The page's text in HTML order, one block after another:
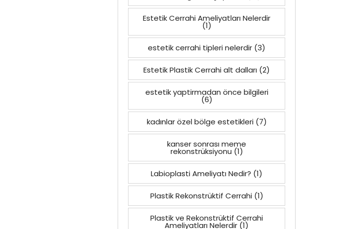
Estetik Cerrahi Ameliyatları Nelerdir
(1)
estetik cerrahi tipleri nelerdir (3)
Estetik Plastik Cerrahi alt dalları (2)
estetik yaptirmadan önce bilgileri
(6)
kadınlar özel bölge estetikleri(7)
kanser sonrası meme
rekonstrüksiyonu (1)
Labioplasti Ameliyatı Nedir? (1)
Plastik Rekonstrüktif Cerrahi(1)
Plastik ve Rekonstrüktif Cerrahi
Ameliyatları Nelerdir (1)